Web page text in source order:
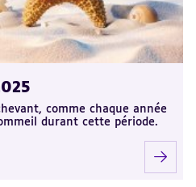
comme chaque année
durant cette période.